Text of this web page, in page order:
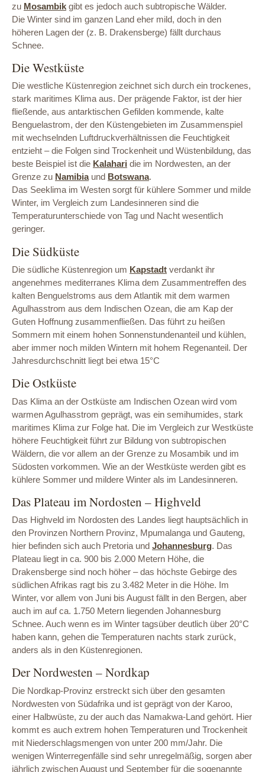
zu Mosambik gibt es jedoch auch subtropische Wälder.
Die Winter sind im ganzen Land eher mild, doch in den
höheren Lagen der (z. B. Drakensberge) fällt durchaus
Schnee.
Die Westküste
Die westliche Küstenregion zeichnet sich durch ein trockenes,
stark maritimes Klima aus. Der prägende Faktor, ist der hier
fließende, aus antarktischen Gefilden kommende, kalte
Benguelastrom, der den Küstengebieten im Zusammenspiel
mit wechselnden Luftdruckverhältnissen die Feuchtigkeit
entzieht – die Folgen sind Trockenheit und Wüstenbildung, das
beste Beispiel ist die Kalahari die im Nordwesten, an der
Grenze zu Namibiaund Botswana.
Das Seeklima im Westen sorgt für kühlere Sommer und milde
Winter, im Vergleich zum Landesinneren sind die
Temperaturunterschiede von Tag und Nacht wesentlich
geringer.
Die Südküste
Die südliche Küstenregion um Kapstadt verdankt ihr
angenehmes mediterranes Klima dem Zusammentreffen des
kalten Benguelstroms aus dem Atlantik mit dem warmen
Agulhasstrom aus dem Indischen Ozean, die am Kap der
Guten Hoffnung zusammenfließen. Das führt zu heißen
Sommern mit einem hohen Sonnenstundenanteil und kühlen,
aber immer noch milden Wintern mit hohem Regenanteil. Der
Jahresdurchschnitt liegt bei etwa 15°C
Die Ostküste
Das Klima an der Ostküste am Indischen Ozean wird vom
warmen Agulhasstrom geprägt, was ein semihumides, stark
maritimes Klima zur Folge hat. Die im Vergleich zur Westküste
höhere Feuchtigkeit führt zur Bildung von subtropischen
Wäldern, die vor allem an der Grenze zu Mosambik und im
Südosten vorkommen. Wie an der Westküste werden gibt es
kühlere Sommer und mildere Winter als im Landesinneren.
Das Plateau im Nordosten – Highveld
Das Highveld im Nordosten des Landes liegt hauptsächlich in
den Provinzen Northern Provinz, Mpumalanga und Gauteng,
hier befinden sich auch Pretoria und Johannesburg. Das
Plateau liegt in ca. 900 bis 2.000 Metern Höhe, die
Drakensberge sind noch höher – das höchste Gebirge des
südlichen Afrikas ragt bis zu 3.482 Meter in die Höhe. Im
Winter, vor allem von Juni bis August fällt in den Bergen, aber
auch im auf ca. 1.750 Metern liegenden Johannesburg
Schnee. Auch wenn es im Winter tagsüber deutlich über 20°C
haben kann, gehen die Temperaturen nachts stark zurück,
anders als in den Küstenregionen.
Der Nordwesten – Nordkap
Die Nordkap-Provinz erstreckt sich über den gesamten
Nordwesten von Südafrika und ist geprägt von der Karoo,
einer Halbwüste, zu der auch das Namakwa-Land gehört. Hier
kommt es auch extrem hohen Temperaturen und Trockenheit
mit Niederschlagsmengen von unter 200 mm/Jahr. Die
wenigen Winterregenfälle sind sehr unregelmäßig, sorgen aber
jährlich zwischen August und September für die sogenannte